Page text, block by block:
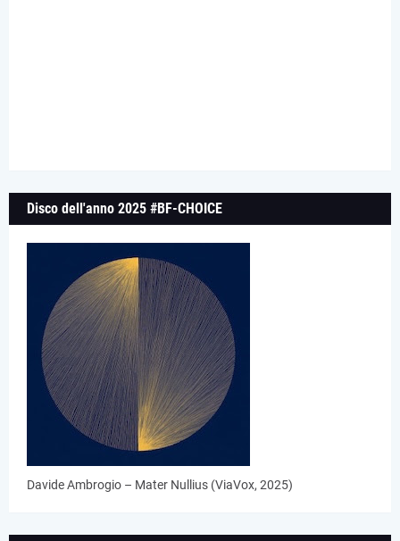
Disco dell'anno 2025 #BF-CHOICE
Davide Ambrogio – Mater Nullius (ViaVox, 2025)